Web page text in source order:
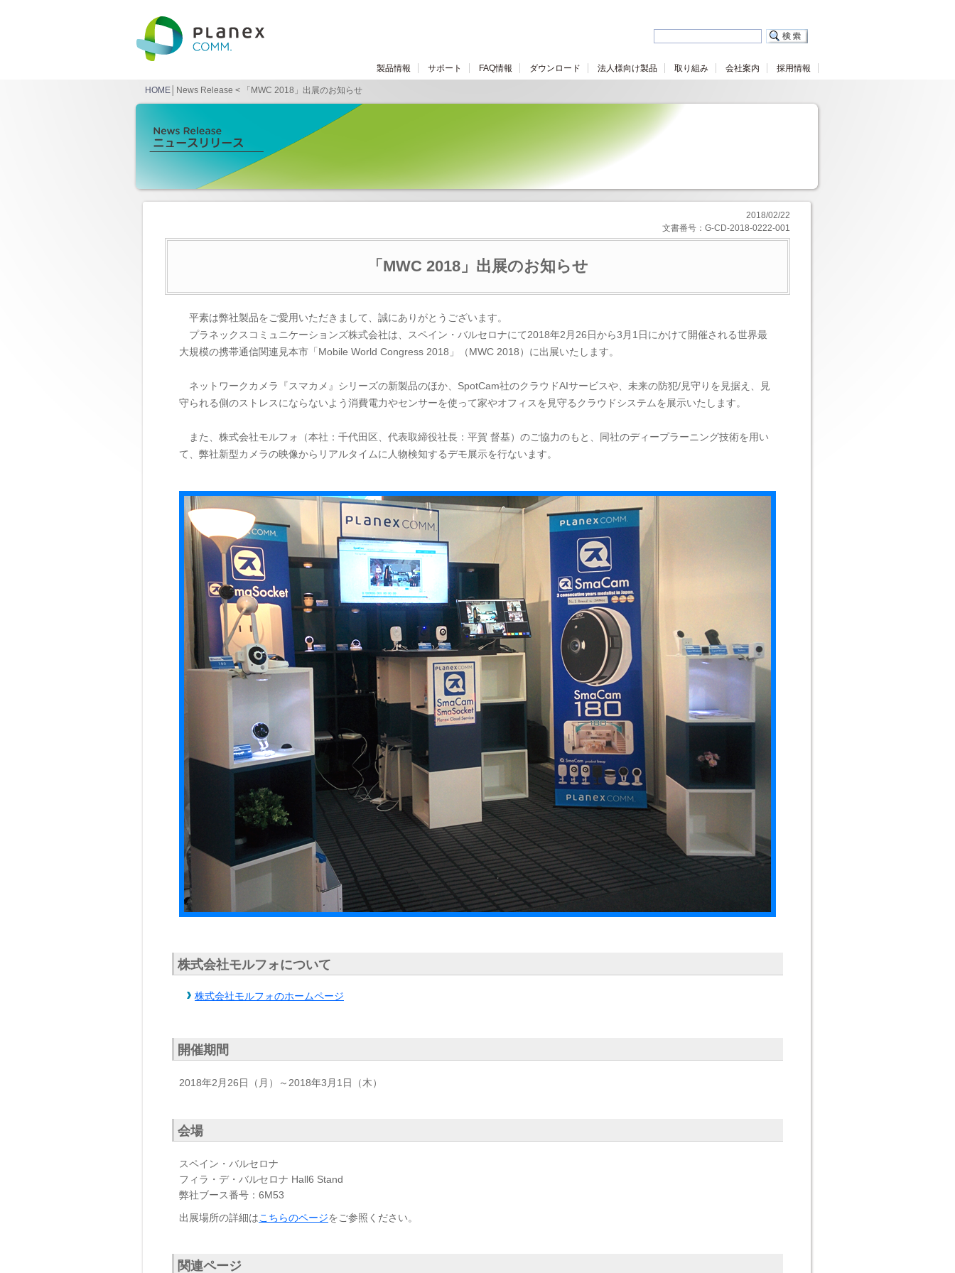
製品情報 サポート FAQ情報 ダウンロード 法人様向け製品 取り組み 会社案内 採用情報
HOME │News Release < 「MWC 2018」出展のお知らせ
2018/02/22
文書番号：G-CD-2018-0222-001
「MWC 2018」出展のお知らせ
平素は弊社製品をご愛用いただきまして、誠にありがとうございます。
プラネックスコミュニケーションズ株式会社は、スペイン・バルセロナにて2018年2月26日から3月1日にかけて開催される世界最
大規模の携帯通信関連見本市「Mobile World Congress 2018」（MWC 2018）に出展いたします。
ネットワークカメラ『スマカメ』シリーズの新製品のほか、SpotCam社のクラウドAIサービスや、未来の防犯/見守りを見据え、見
守られる側のストレスにならないよう消費電力やセンサーを使って家やオフィスを見守るクラウドシステムを展示いたします。
また、株式会社モルフォ（本社：千代田区、代表取締役社長：平賀 督基）のご協力のもと、同社のディープラーニング技術を用い
て、弊社新型カメラの映像からリアルタイムに人物検知するデモ展示を行ないます。
株式会社モルフォについて
株式会社モルフォのホームページ
開催期間
2018年2月26日（月）～2018年3月1日（木）
会場
スペイン・バルセロナ
フィラ・デ・バルセロナ Hall6 Stand
弊社ブース番号：6M53
出展場所の詳細はこちらのページをご参照ください。
関連ページ